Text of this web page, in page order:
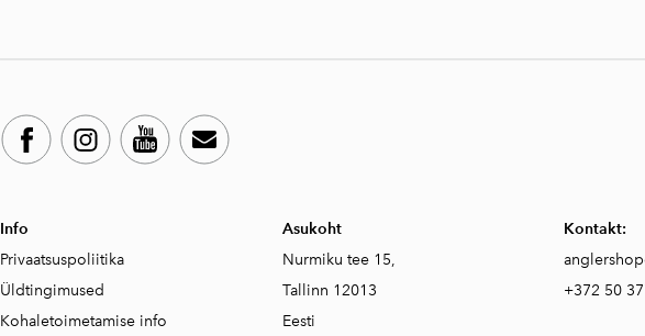
Info
Privaatsuspoliitika
Üldtingimused
Kohaletoimetamise info
Asukoht
Nurmiku tee 15,
Tallinn 12013
Eesti
Kontakt:
+372 50